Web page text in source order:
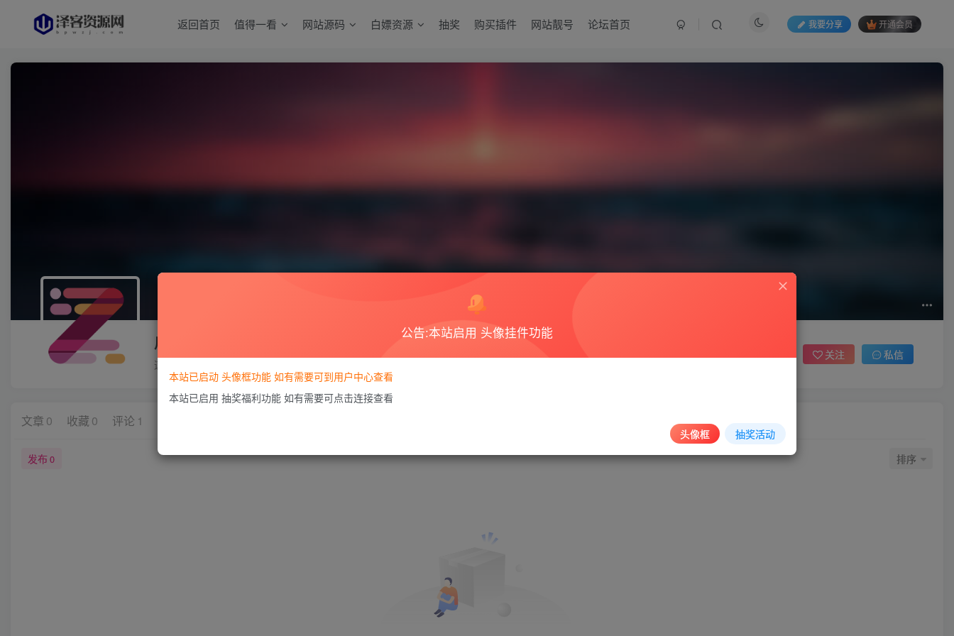
返回首页 值得一看 网站源码 白嫖资源 抽奖 购买插件 网站靓号 论坛首页 我要分享 开通会员
用户87672493
这家伙很懒，什么都没有写...
关注 私信
文章 0 收藏 0 评论 1
发布0 排序
公告:本站启用 头像挂件功能
本站已启动 头像框功能 如有需要可到用户中心查看
本站已启用 抽奖福利功能 如有需要可点击连接查看
头像框 抽奖活动